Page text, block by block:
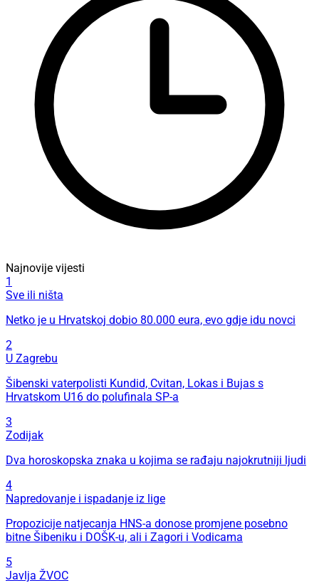
Najnovije vijesti
1
Sve ili ništa
Netko je u Hrvatskoj dobio 80.000 eura, evo gdje idu novci
2
U Zagrebu
Šibenski vaterpolisti Kundid, Cvitan, Lokas i Bujas s
Hrvatskom U16 do polufinala SP-a
3
Zodijak
Dva horoskopska znaka u kojima se rađaju najokrutniji ljudi
4
Napredovanje i ispadanje iz lige
Propozicije natjecanja HNS-a donose promjene posebno
bitne Šibeniku i DOŠK-u, ali i Zagori i Vodicama
5
Javlja ŽVOC